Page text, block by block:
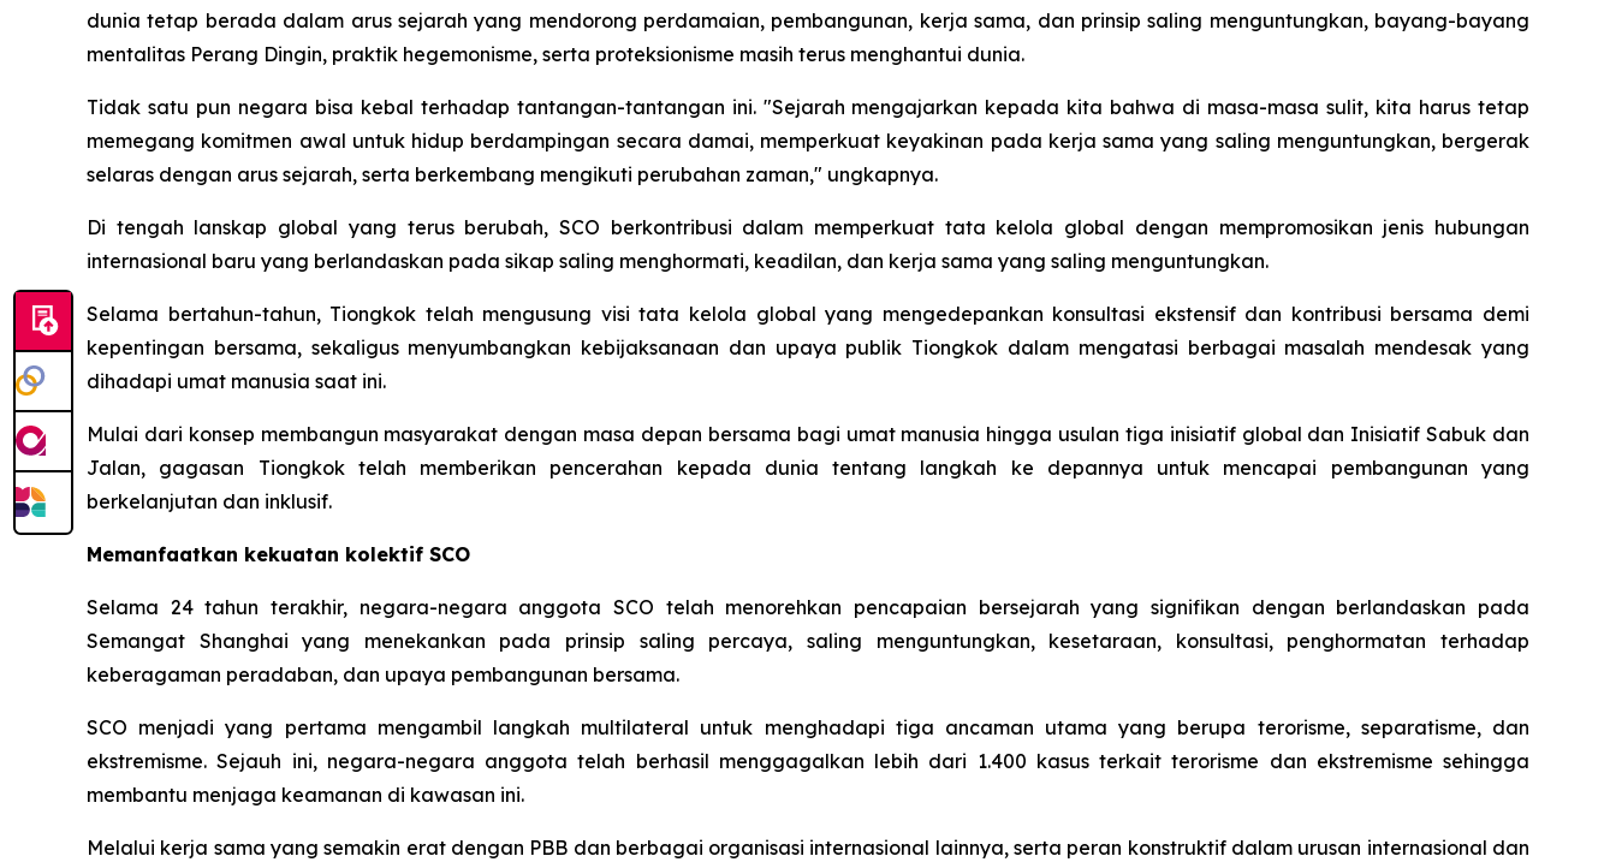
dunia tetap berada dalam arus sejarah yang mendorong perdamaian, pembangunan, kerja sama, dan prinsip saling menguntungkan, bayang-bayang
mentalitas Perang Dingin, praktik hegemonisme, serta proteksionisme masih terus menghantui dunia.
Tidak satu pun negara bisa kebal terhadap tantangan-tantangan ini. "Sejarah mengajarkan kepada kita bahwa di masa-masa sulit, kita harus tetap
memegang komitmen awal untuk hidup berdampingan secara damai, memperkuat keyakinan pada kerja sama yang saling menguntungkan, bergerak
selaras dengan arus sejarah, serta berkembang mengikuti perubahan zaman," ungkapnya.
Di tengah lanskap global yang terus berubah, SCO berkontribusi dalam memperkuat tata kelola global dengan mempromosikan jenis hubungan
internasional baru yang berlandaskan pada sikap saling menghormati, keadilan, dan kerja sama yang saling menguntungkan.
Selama bertahun-tahun, Tiongkok telah mengusung visi tata kelola global yang mengedepankan konsultasi ekstensif dan kontribusi bersama demi
kepentingan bersama, sekaligus menyumbangkan kebijaksanaan dan upaya publik Tiongkok dalam mengatasi berbagai masalah mendesak yang
dihadapi umat manusia saat ini.
Mulai dari konsep membangun masyarakat dengan masa depan bersama bagi umat manusia hingga usulan tiga inisiatif global dan Inisiatif Sabuk dan
Jalan, gagasan Tiongkok telah memberikan pencerahan kepada dunia tentang langkah ke depannya untuk mencapai pembangunan yang
berkelanjutan dan inklusif.
Memanfaatkan kekuatan kolektif SCO
Selama 24 tahun terakhir, negara-negara anggota SCO telah menorehkan pencapaian bersejarah yang signifikan dengan berlandaskan pada
Semangat Shanghai yang menekankan pada prinsip saling percaya, saling menguntungkan, kesetaraan, konsultasi, penghormatan terhadap
keberagaman peradaban, dan upaya pembangunan bersama.
SCO menjadi yang pertama mengambil langkah multilateral untuk menghadapi tiga ancaman utama yang berupa terorisme, separatisme, dan
ekstremisme. Sejauh ini, negara-negara anggota telah berhasil menggagalkan lebih dari 1.400 kasus terkait terorisme dan ekstremisme sehingga
membantu menjaga keamanan di kawasan ini.
Melalui kerja sama yang semakin erat dengan PBB dan berbagai organisasi internasional lainnya, serta peran konstruktif dalam urusan internasional dan